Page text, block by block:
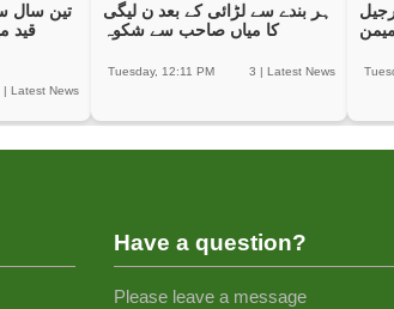
تین سال
قید
|Latest News
ہر بندے سے لڑائی کے بعد ن لیگی
کا میاں صاحب سے شکوہ
3 | Latest News
Tuesday, 12:11 PM
میمن
Have a question?
Please leave a message